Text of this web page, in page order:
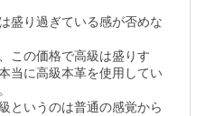
盛り過ぎている感が否めな
この価格で高級は盛りす
当に高級本革を使用してい
というのは普通の感覚から